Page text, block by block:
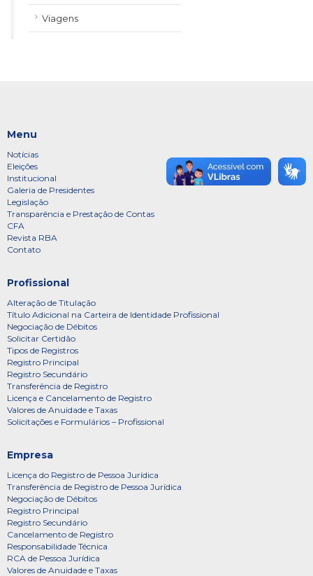
Viagens
Menu
Notícias
Eleições
Institucional
Galeria de Presidentes
Legislação
Transparência e Prestação de Contas
CFA
Revista RBA
Contato
Profissional
Alteração de Titulação
Título Adicional na Carteira de Identidade Profissional
Negociação de Débitos
Solicitar Certidão
Tipos de Registros
Registro Principal
Registro Secundário
Transferência de Registro
Licença e Cancelamento de Registro
Valores de Anuidade e Taxas
Solicitações e Formulários – Profissional
Empresa
Licença do Registro de Pessoa Jurídica
Transferência de Registro de Pessoa Jurídica
Negociação de Débitos
Registro Principal
Registro Secundário
Cancelamento de Registro
Responsabilidade Técnica
RCA de Pessoa Jurídica
Valores de Anuidade e Taxas